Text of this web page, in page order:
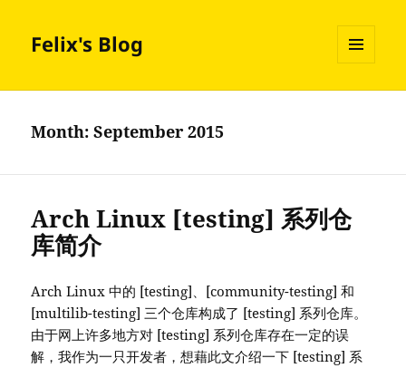
Felix's Blog
AND
Month:September 2015
Arch Linux [testing] 系列仓
库简介
Arch Linux 中的 [testing]、[community-testing] 和
[multilib-testing] 三个仓库构成了 [testing] 系列仓库。
由于网上许多地方对 [testing] 系列仓库存在一定的误
解，我作为一只开发者，想藉此文介绍一下 [testing] 系